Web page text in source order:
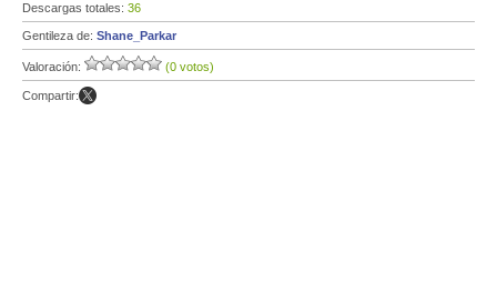
Descargas totales: 36
Gentileza de: Shane_Parkar
Valoración: (0 votos)
Compartir: